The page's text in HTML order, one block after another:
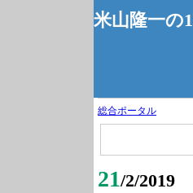
米山隆一の
総合ポータル
21/2/2019